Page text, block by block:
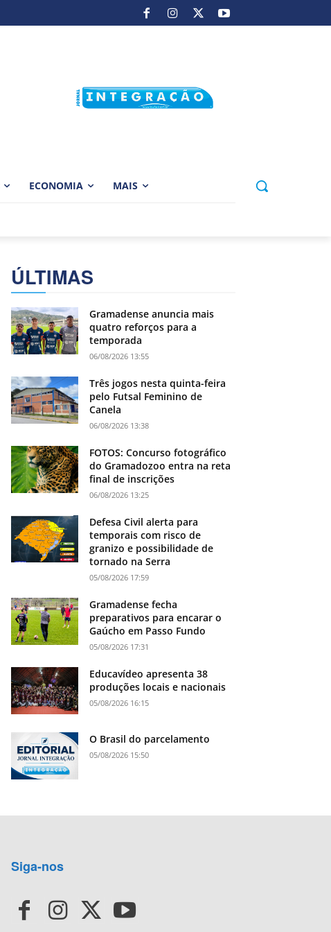
ECONOMIA MAIS
ÚLTIMAS
Gramadense anuncia mais
quatro reforços para a
temporada
06/08/2026 13:55
Três jogos nesta quinta-feira
pelo Futsal Feminino de
Canela
06/08/2026 13:38
FOTOS: Concurso fotográfico
do Gramadozoo entra na reta
final de inscrições
06/08/2026 13:25
Defesa Civil alerta para
temporais com risco de
granizo e possibilidade de
tornado na Serra
05/08/2026 17:59
Gramadense fecha
preparativos para encarar o
Gaúcho em Passo Fundo
05/08/2026 17:31
Educavídeo apresenta 38
produções locais e nacionais
05/08/2026 16:15
O Brasil do parcelamento
05/08/2026 15:50
Siga-nos